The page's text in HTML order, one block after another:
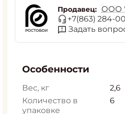
Продавец: ООО
+7(863) 284-
Задать
Особенности
Вес, кг
2,6
Количество в
упаковке
6